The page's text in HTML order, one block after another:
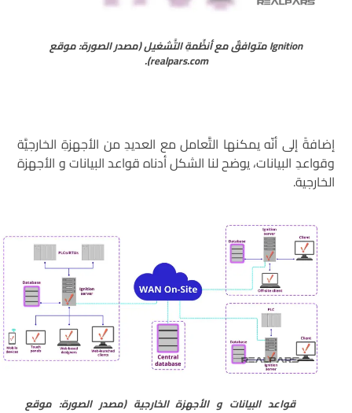
Ignition متوافقٌ مع أنظِّمةِ التَّشغيل (مصدر الصورة: موقع
realpars.com).
إضافةً إلى أنّه يمكنها التَّعامل مع العديدِ من الأجهزةِ الخارجيَّة
وقواعدِ البيانات، يوضح لنا الشكل أدناه قواعد البيانات و الأجهزة
الخارجية.
قواعد البيانات و الأجهزة الخارجية (مصدر الصورة: موقع